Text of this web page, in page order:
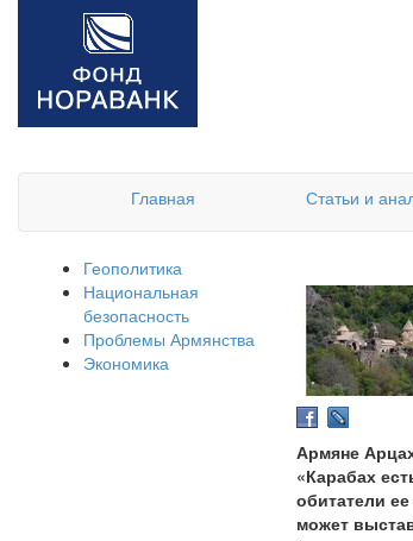
Главная
Статьи и
Геополитика
Национальная
безопасность
Проблемы Армянства
Экономика
Армяне
«Карабах
обитатели
может